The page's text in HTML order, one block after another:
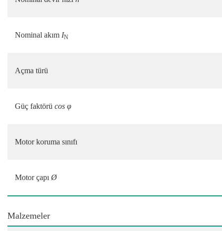
Nominal akım IN
Açma türü
Güç faktörü cos φ
Motor koruma sınıfı
Motor çapı Ø
Malzemeler